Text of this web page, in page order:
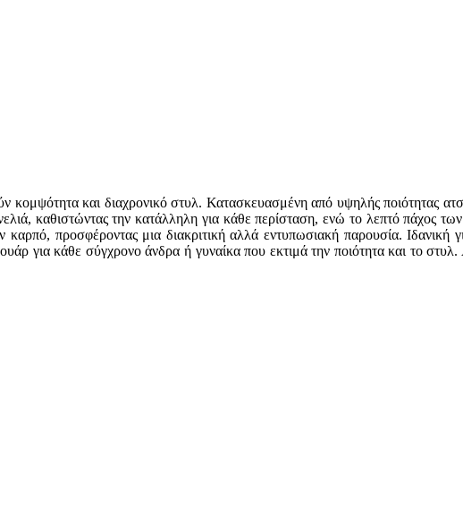
κομψότητα και διαχρονικό στυλ. Κατασκευασμένη από υψηλής ποιότητας
καθιστώντας την κατάλληλη για κάθε περίσταση, ενώ το λεπτό πάχος
προσφέροντας μια διακριτική αλλά εντυπωσιακή παρουσία.
για κάθε σύγχρονο άνδρα ή γυναίκα που εκτιμά την ποιότητα και το